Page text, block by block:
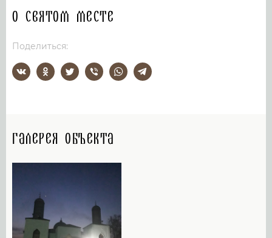
О святом месте
Поделиться:
Галерея объекта